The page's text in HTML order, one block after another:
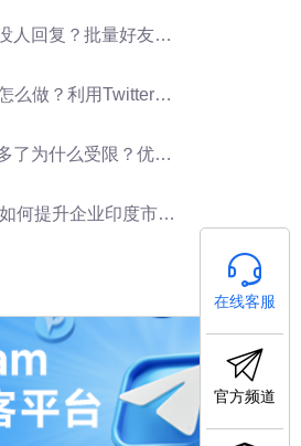
好友群发优化X营销效果的方法
友资源进行批量群发提升客户开发效率
受限？优化群发营销方法
升企业印度市场获客效率
在线客服
官方频道